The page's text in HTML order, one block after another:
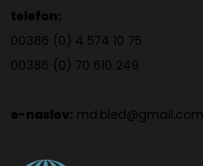
telefon:
00386 (0) 4 574 10 75
00386 (0) 70 610 249
e-naslov: md.bled@gmail.com